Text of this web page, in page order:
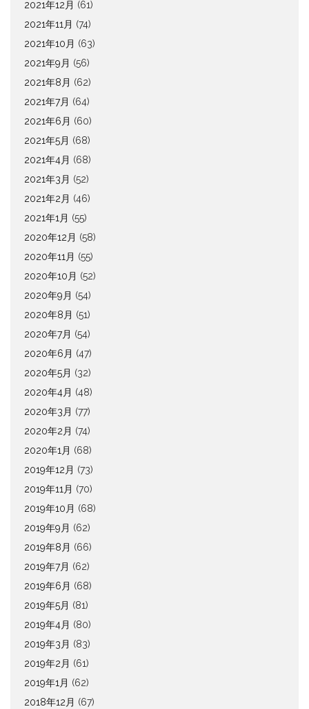
2021年12月 (61)
2021年11月 (74)
2021年10月 (63)
2021年9月 (56)
2021年8月 (62)
2021年7月 (64)
2021年6月 (60)
2021年5月 (68)
2021年4月 (68)
2021年3月 (52)
2021年2月 (46)
2021年1月 (55)
2020年12月 (58)
2020年11月 (55)
2020年10月 (52)
2020年9月 (54)
2020年8月 (51)
2020年7月 (54)
2020年6月 (47)
2020年5月 (32)
2020年4月 (48)
2020年3月 (77)
2020年2月 (74)
2020年1月 (68)
2019年12月 (73)
2019年11月 (70)
2019年10月 (68)
2019年9月 (62)
2019年8月 (66)
2019年7月 (62)
2019年6月 (68)
2019年5月 (81)
2019年4月 (80)
2019年3月 (83)
2019年2月 (61)
2019年1月 (62)
2018年12月 (67)